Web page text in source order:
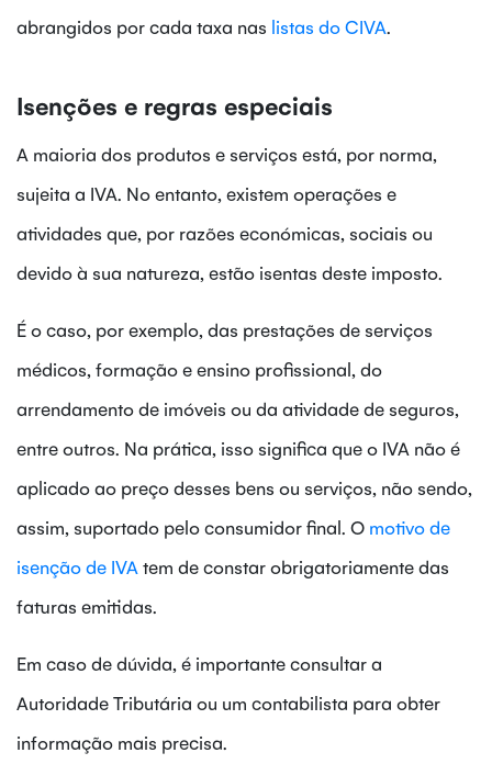
abrangidos por cada taxa nas listas do CIVA.
Isenções e regras especiais
A maioria dos produtos e serviços está, por norma,
sujeita a IVA. No entanto, existem operações e
atividades que, por razões económicas, sociais ou
devido à sua natureza, estão isentas deste imposto.
É o caso, por exemplo, das prestações de serviços
médicos, formação e ensino profissional, do
arrendamento de imóveis ou da atividade de seguros,
entre outros. Na prática, isso significa que o IVA não é
aplicado ao preço desses bens ou serviços, não sendo,
assim, suportado pelo consumidor final. O motivo de
isenção de IVA tem de constar obrigatoriamente das
faturas emitidas.
Em caso de dúvida, é importante consultar a
Autoridade Tributária ou um contabilista para obter
informação mais precisa.